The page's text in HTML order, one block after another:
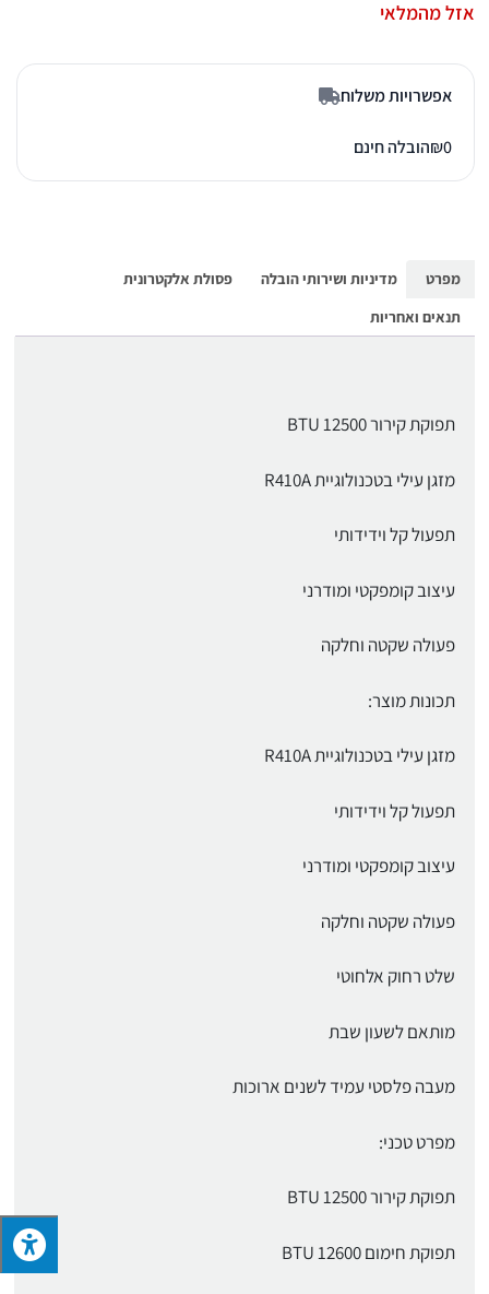
אזל מהמלאי
אפשרויות משלוח
₪0 הובלה חינם
מפרט מדיניות ושירותי הובלה
פסולת אלקטרונית
תנאים ואחריות
תפוקת קירור 12500 BTU
מזגן עילי בטכנולוגיית R410A
תפעול קל וידידותי
עיצוב קומפקטי ומודרני
פעולה שקטה וחלקה
תכונות מוצר:
מזגן עילי בטכנולוגיית R410A
תפעול קל וידידותי
עיצוב קומפקטי ומודרני
פעולה שקטה וחלקה
שלט רחוק אלחוטי
מותאם לשעון שבת
מעבה פלסטי עמיד לשנים ארוכות
מפרט טכני:
תפוקת קירור 12500 BTU
תפוקת חימום 12600 BTU